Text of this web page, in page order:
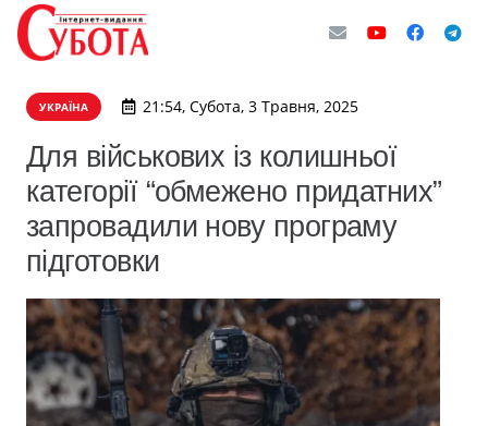
УКРАЇНА 21:54, Субота, 3 Травня, 2025
Для військових із колишньої
категорії “обмежено придатних”
запровадили нову програму
підготовки